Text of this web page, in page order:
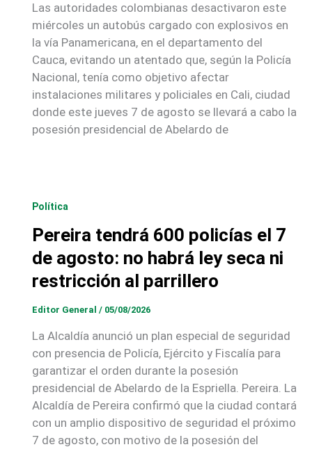
Las autoridades colombianas desactivaron este
miércoles un autobús cargado con explosivos en
la vía Panamericana, en el departamento del
Cauca, evitando un atentado que, según la Policía
Nacional, tenía como objetivo afectar
instalaciones militares y policiales en Cali, ciudad
donde este jueves 7 de agosto se llevará a cabo la
posesión presidencial de Abelardo de
Política
Pereira tendrá 600 policías el 7
de agosto: no habrá ley seca ni
restricción al parrillero
Editor General / 05/08/2026
La Alcaldía anunció un plan especial de seguridad
con presencia de Policía, Ejército y Fiscalía para
garantizar el orden durante la posesión
presidencial de Abelardo de la Espriella. Pereira. La
Alcaldía de Pereira confirmó que la ciudad contará
con un amplio dispositivo de seguridad el próximo
7 de agosto, con motivo de la posesión del